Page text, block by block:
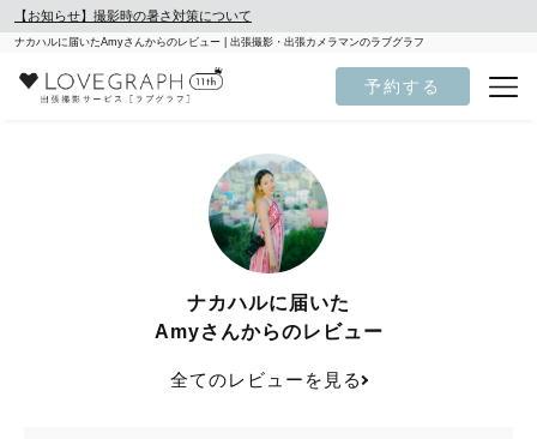
【お知らせ】撮影時の暑さ対策について
ナカハルに届いたAmyさんからのレビュー | 出張撮影・出張カメラマンのラブグラフ
予約する
ナカハルに届いた
Amyさんからのレビュー
全てのレビューを見る